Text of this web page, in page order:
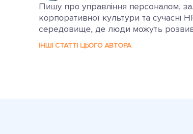
Пишу про управління персоналом,
корпоративної культури та сучасні
середовище, де люди можуть
ІНШІ СТАТТІ ЦЬОГО АВТОРА